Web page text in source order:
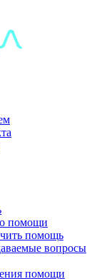
помощи
помощь
вопросы
помощи